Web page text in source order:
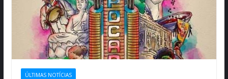
ÚLTIMAS NOTÍCIAS